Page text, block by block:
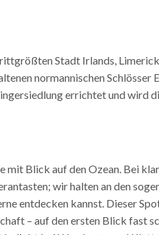
Stadt Irlands,
normannischen
errichtet und
Blick auf den Ozean. Bei
wir halten an den
entdecken kannst. Dieser
– auf den ersten Blick fast